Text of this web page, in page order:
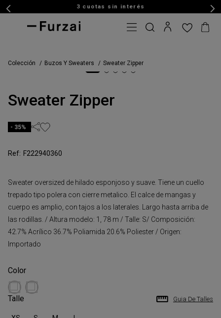
3 cuotas sin interés
Colección Buzos Y Sweaters Sweater Zipper
Sweater Zipper
35%
F222940360
Sweater oversized de hilado esponjoso y suave. Tiene un cuello
trepado tipo polera con cierre metalico. El calce de mangas y
cuerpo es amplio, con tajos a los laterales. Largo hasta arriba de
las rodillas. / Altura modelo: 1, 78 m / Talle: S/ Composición:
42.7% Acrílico 36.7% Poliamida 20.6% Poliester / Origen:
Importado
Talle Guia De Talles